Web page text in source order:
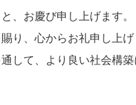
、お慶び申し上げます。
り、心からお礼申し上げ
して、より良い社会構築